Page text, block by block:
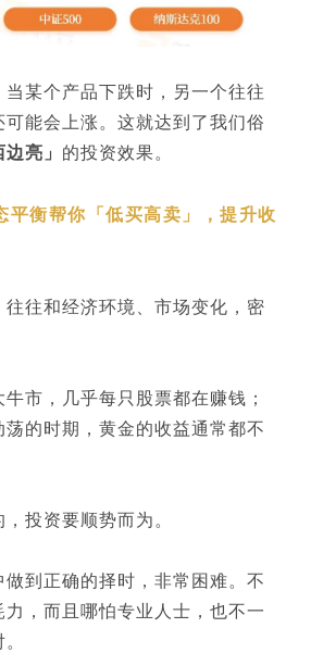
某个产品下跌时，另一个往往
能会上涨。这就达到了我们俗
亮」 的投资效果。
平衡帮你「低买高卖」，提升收
往和经济环境、市场变化，密
市，几乎每只股票都在赚钱；
的时期，黄金的收益通常都不
投资要顺势而为。
到正确的择时，非常困难。不
，而且哪怕专业人士，也不一